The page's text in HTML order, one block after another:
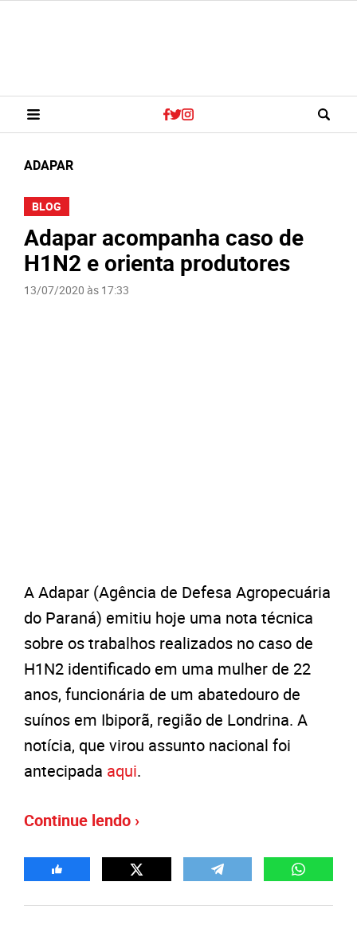
ADAPAR
BLOG
Adapar acompanha caso de
H1N2 e orienta produtores
13/07/2020 às 17:33
A Adapar (Agência de Defesa Agropecuária
do Paraná) emitiu hoje uma nota técnica
sobre os trabalhos realizados no caso de
H1N2 identificado em uma mulher de 22
anos, funcionária de um abatedouro de
suínos em Ibiporã, região de Londrina. A
notícia, que virou assunto nacional foi
antecipada aqui.
Continue lendo ›